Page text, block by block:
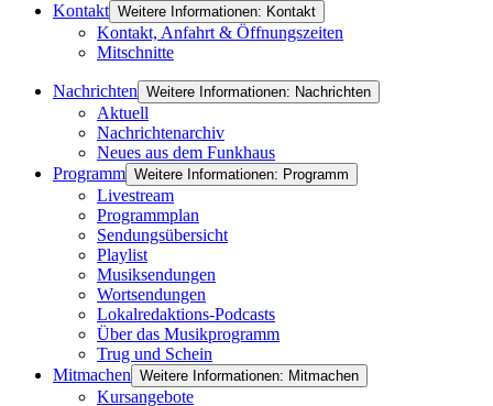
Kontakt Weitere Informationen: Kontakt
Kontakt, Anfahrt & Öffnungszeiten
Mitschnitte
Nachrichten Weitere Informationen: Nachrichten
Aktuell
Nachrichtenarchiv
Neues aus dem Funkhaus
Programm Weitere Informationen: Programm
Livestream
Programmplan
Sendungsübersicht
Playlist
Musiksendungen
Wortsendungen
Lokalredaktions-Podcasts
Über das Musikprogramm
Trug und Schein
Mitmachen Weitere Informationen: Mitmachen
Kursangebote